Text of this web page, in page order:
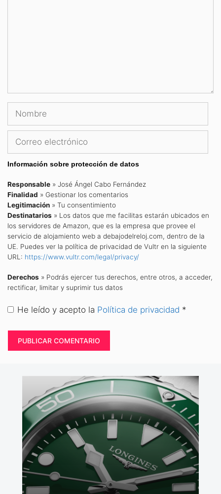
Nombre
Correo
Información sobre protección de datos
Responsable » José Ángel Cabo Fernández
Finalidad » Gestionar los comentarios
Legitimación » Tu consentimiento
Destinatarios » Los datos que me facilitas estarán ubicados en
los servidores de Amazon, que es la empresa que provee el
servicio de alojamiento web a debajodelreloj.com, dentro de la
UE. Puedes ver la política de privacidad de Vultr en la siguiente
URL: https://www.vultr.com/legal/privacy/
Derechos » Podrás ejercer tus derechos, entre otros, a acceder,
rectificar, limitar y suprimir tus datos
He leído y acepto la Política de privacidad *